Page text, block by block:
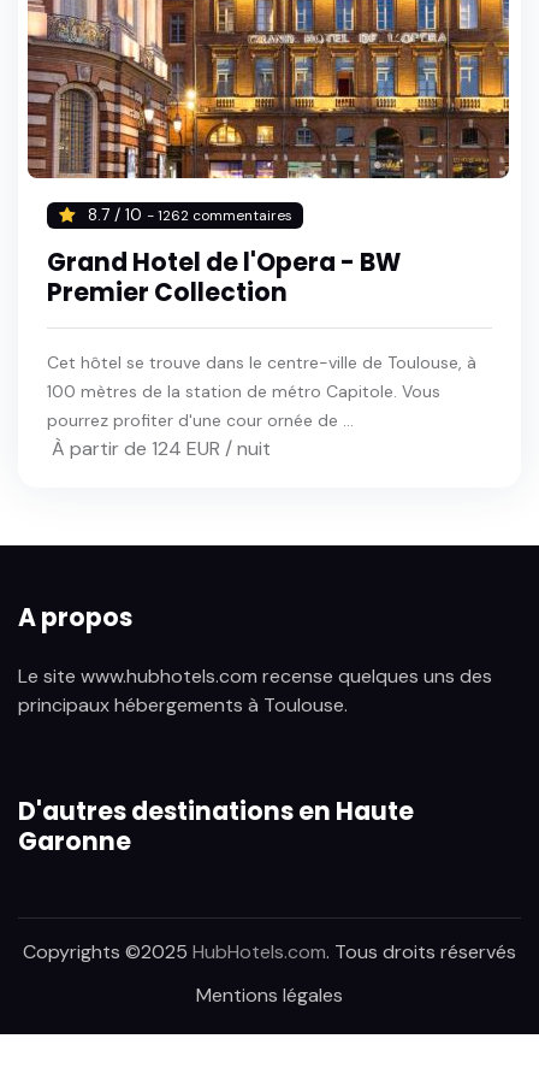
8.7 / 10 - 1262 commentaires
Grand Hotel de l'Opera - BW
Premier Collection
Cet hôtel se trouve dans le centre-ville de Toulouse, à
100 mètres de la station de métro Capitole. Vous
pourrez profiter d'une cour ornée de ...
À partir de 124 EUR / nuit
A propos
Le site www.hubhotels.com recense quelques uns des
principaux hébergements à Toulouse.
D'autres destinations en Haute
Garonne
Copyrights ©2025 HubHotels.com. Tous droits réservés
Mentions légales